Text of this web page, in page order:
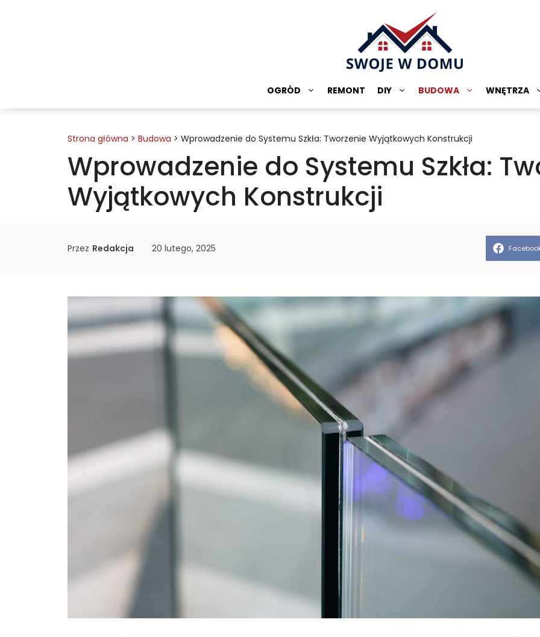
OGRÓD REMONT DIY BUDOWA WNĘTRZA
Strona główna > Budowa > Wprowadzenie do Systemu Szkła: Tworzenie Wyjątkowych Konstrukcji
Wprowadzenie do Systemu Szkła:
Wyjątkowych Konstrukcji
Przez Redakcja 20 lutego, 2025 Share
on